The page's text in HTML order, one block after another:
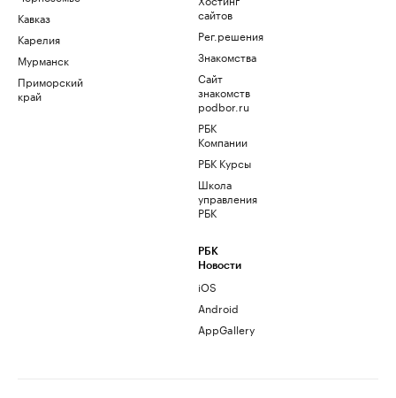
Кавказ
Карелия
Мурманск
Приморский
край
сайтов
Рег.решения
Знакомства
Сайт
знакомств
podbor.ru
РБК
Компании
РБК Курсы
Школа
управления
РБК
РБК
Новости
iOS
Android
AppGallery